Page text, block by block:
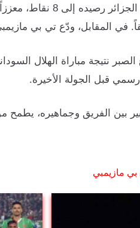
في المقابل، ودّع تي بي
نتيجة مباراة الهلال
قبل الجولة الأخيرة.
بين الفريق وجماهيره،
بي مازيمبي